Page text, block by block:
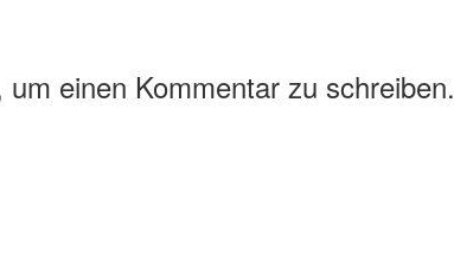
einen Kommentar zu schreiben.